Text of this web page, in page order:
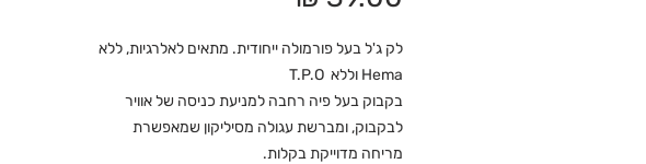
לק ג'ל בעל פורמולה ייחודית. מתאים לאלרגיות, ללא
Hema וללא T.P.O
בקבוק בעל פיה רחבה למניעת כניסה של אוויר
לבקבוק, ומברשת עגולה מסיליקון שמאפשרת
מריחה מדוייקת בקלות.